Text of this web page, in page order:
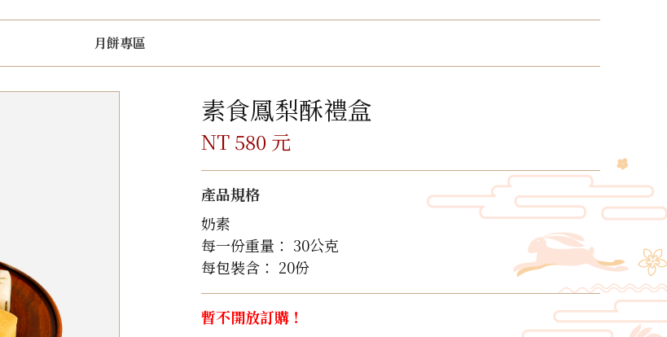
月餅專區
素食鳳梨酥禮盒
NT 580 元
產品規格
奶素
每一份重量： 30公克
每包裝含： 20份
暫不開放訂購！